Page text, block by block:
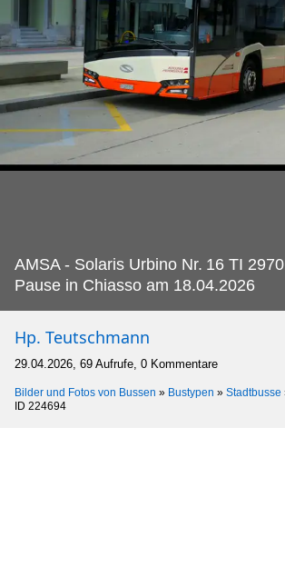
AMSA - Solaris Urbino Nr. 16 TI
Pause in Chiasso am 18.04.2026
Hp. Teutschmann
29.04.2026, 69 Aufrufe, 0 Kommentare
Bilder und Fotos von Bussen » Bustypen » Stadtbusse
ID 224694